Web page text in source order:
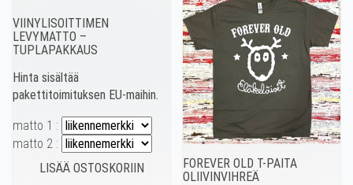
VIINYLISOITTIMEN
LEVYMATTO –
TUPLAPAKKAUS
Hinta sisältää
pakettitoimituksen EU-maihin.
matto 1 :
matto 2 :
FOREVER OLD T-PAITA
OLIIVINVIHREÄ